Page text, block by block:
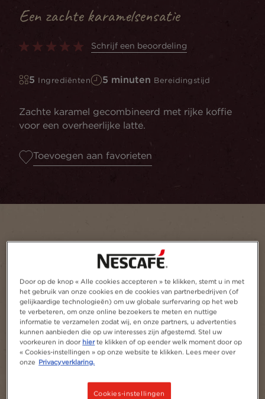
Een zachte karamelsensatie
Schrijf een beoordeling
5 Ingrediënten 5 minuten Bereidingstijd
Zachte karamel gecombineerd met rijke koffie
voor een overheerlijke latte.
Toevoegen aan favorieten
Door op de knop « Alle cookies accepteren » te klikken, stemt u in met
het gebruik van onze cookies en de cookies van partnerbedrijven (of
gelijkaardige technologieën) om uw globale surfervaring op het web
te verbeteren, om onze online bezoekers te meten en nuttige
informatie te verzamelen zodat wij, en onze partners, u advertenties
kunnen aanbieden die op uw interesses zijn afgestemd. Stel uw
voorkeuren in door hierte klikken of op eender welk moment door op
« Cookies-instellingen » op onze website te klikken. Lees meer over
onze Privacyverklaring.
Cookies-instellingen